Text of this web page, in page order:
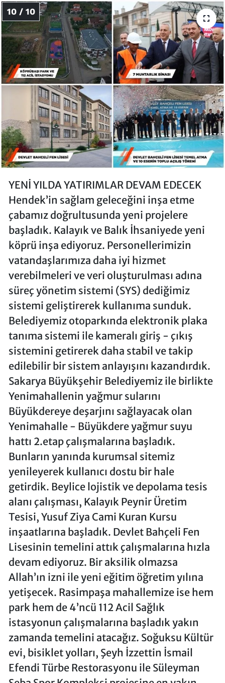
10 / 10
YENİ YILDA YATIRIMLAR DEVAM EDECEK
Hendek’in sağlam geleceğini inşa etme
çabamız doğrultusunda yeni projelere
başladık. Kalayık ve Balık İhsaniyede yeni
köprü inşa ediyoruz. Personellerimizin
vatandaşlarımıza daha iyi hizmet
verebilmeleri ve veri oluşturulması adına
süreç yönetim sistemi (SYS) dediğimiz
sistemi geliştirerek kullanıma sunduk.
Belediyemiz otoparkında elektronik plaka
tanıma sistemi ile kameralı giriş - çıkış
sistemini getirerek daha stabil ve takip
edilebilir bir sistem anlayışını kazandırdık.
Sakarya Büyükşehir Belediyemiz ile birlikte
Yenimahallenin yağmur sularını
Büyükdereye deşarjını sağlayacak olan
Yenimahalle - Büyükdere yağmur suyu
hattı 2.etap çalışmalarına başladık.
Bunların yanında kurumsal sitemiz
yenileyerek kullanıcı dostu bir hale
getirdik. Beylice lojistik ve depolama tesis
alanı çalışması, Kalayık Peynir Üretim
Tesisi, Yusuf Ziya Cami Kuran Kursu
inşaatlarına başladık. Devlet Bahçeli Fen
Lisesinin temelini attık çalışmalarına hızla
devam ediyoruz. Bir aksilik olmazsa
Allah’ın izni ile yeni eğitim öğretim yılına
yetişecek. Rasimpaşa mahallemize ise hem
park hem de 4’ncü 112 Acil Sağlık
istasyonun çalışmalarına başladık yakın
zamanda temelini atacağız. Soğuksu Kültür
evi, bisiklet yolları, Şeyh İzzettin İsmail
Efendi Türbe Restorasyonu ile Süleyman